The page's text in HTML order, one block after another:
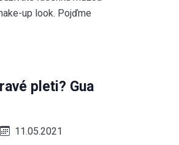
up look. Pojďme
pleti? Gua
11.05.2021